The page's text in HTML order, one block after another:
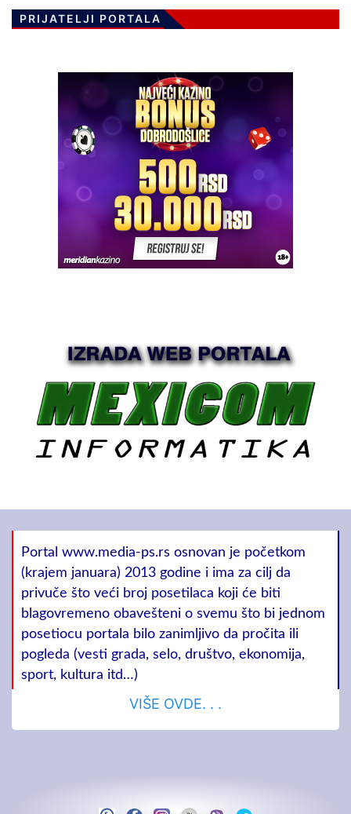
PRIJATELJI PORTALA
Portal www.media-ps.rs osnovan je početkom
(krajem januara) 2013 godine i ima za cilj da
privuče što veći broj posetilaca koji će biti
blagovremeno obavešteni o svemu što bi jednom
posetiocu portala bilo zanimljivo da pročita ili
pogleda (vesti grada, selo, društvo, ekonomija,
sport, kultura itd…)
VIŠE OVDE. . .